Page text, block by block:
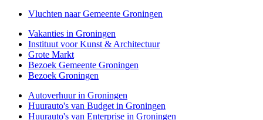
Vluchten naar Gemeente Groningen
Vakanties in Groningen
Instituut voor Kunst & Architectuur
Grote Markt
Bezoek Gemeente Groningen
Bezoek Groningen
Autoverhuur in Groningen
Huurauto's van Budget in Groningen
Huurauto's van Enterprise in Groningen